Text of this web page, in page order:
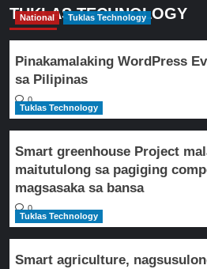
TUKLAS TECHNOLOGY
National Tuklas Technology
Pinakamalaking WordPress
sa Pilipinas
0
Tuklas Technology
Smart greenhouse Project
maitutulong sa pagiging
magsasaka sa bansa
0
Tuklas Technology
Smart agriculture,